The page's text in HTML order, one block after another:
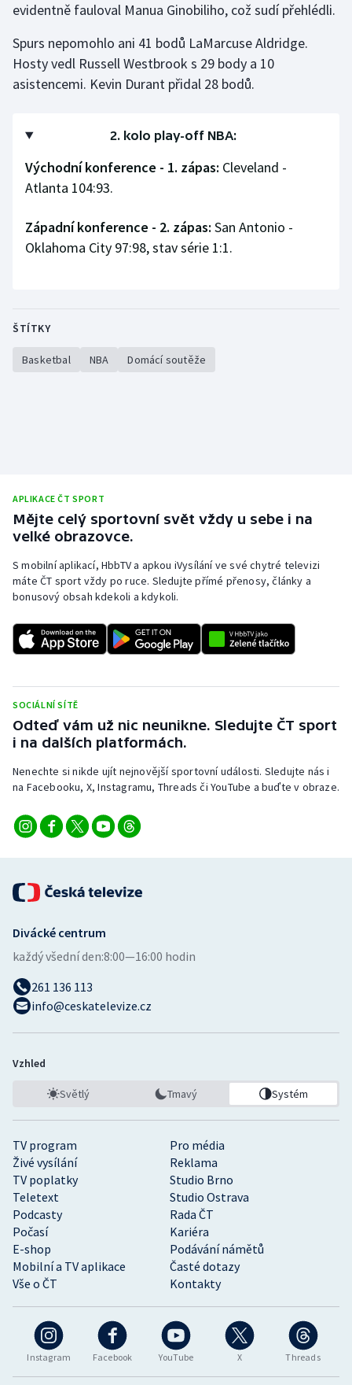
Veslování
Volejbal
Ostatní
evidentně fauloval Manua Ginobiliho, což sudí přehlédli.
Spurs nepomohlo ani 41 bodů LaMarcuse Aldridge.
Hosty vedl Russell Westbrook s 29 body a 10
asistencemi. Kevin Durant přidal 28 bodů.
2. kolo play-off NBA:
Východní konference - 1. zápas: Cleveland -
Atlanta 104:93.
Západní konference - 2. zápas: San Antonio -
Oklahoma City 97:98, stav série 1:1.
ŠTÍTKY
Basketbal NBA Domácí soutěže
APLIKACE ČT SPORT
Mějte celý sportovní svět vždy u sebe i na
velké obrazovce.
S mobilní aplikací, HbbTV a apkou iVysílání ve své chytré televizi
máte ČT sport vždy po ruce. Sledujte přímé přenosy, články a
bonusový obsah kdekoli a kdykoli.
SOCIÁLNÍ SÍTĚ
Odteď vám už nic neunikne. Sledujte ČT sport
i na dalších platformách.
Nenechte si nikde ujít nejnovější sportovní události. Sledujte nás i
na Facebooku, X, Instagramu, Threads či YouTube a buďte v obraze.
Instagram Facebook YouTube X Threads
TV program
Pro média
Živé vysílání
Reklama
TV poplatky
Studio Brno
Teletext
Studio Ostrava
Podcasty
Rada ČT
Počasí
Kariéra
E-shop
Podávání námětů
Mobilní a TV aplikace
Časté dotazy
Vše o ČT
Kontakty
Divácké centrum
každý všední den:8:00—16:00 hodin
261 136 113
info@ceskatelevize.cz
Vzhled
Světlý Tmavý Systém